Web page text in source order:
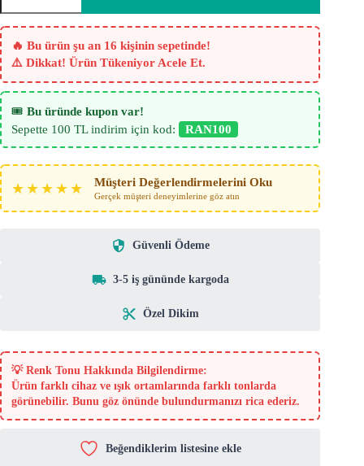
Fon
Perde
adet🔥 Bu ürün şu an 16 kişinin sepetinde!
⚠️ Dikkat! Ürün Tükeniyor Acele Et.
🎟️ Bu üründe kupon var!
Sepette 100 TL indirim için kod:
RAN100
★★★★★ Müşteri Değerlendirmelerini Oku
Gerçek müşteri deneyimlerine göz atın
Güvenli Ödeme
3-5 iş gününde kargoda
Özel Dikim
💡 Renk Tonu Hakkında Bilgilendirme:
Ürün farklı cihaz ve ışık ortamlarında farklı tonlarda
görünebilir. Bunu göz önünde bulundurmanızı rica ederiz.
Beğendiklerim listesine ekle